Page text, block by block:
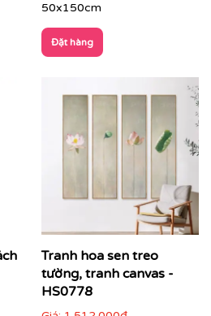
chúng tôi đảm bảo tái tạo lại
bức tranh, mang đến cho
hảo.
50x150cm
Đặt hàng
Tranh hoa sen treo
tường, tranh canvas -
HS0778